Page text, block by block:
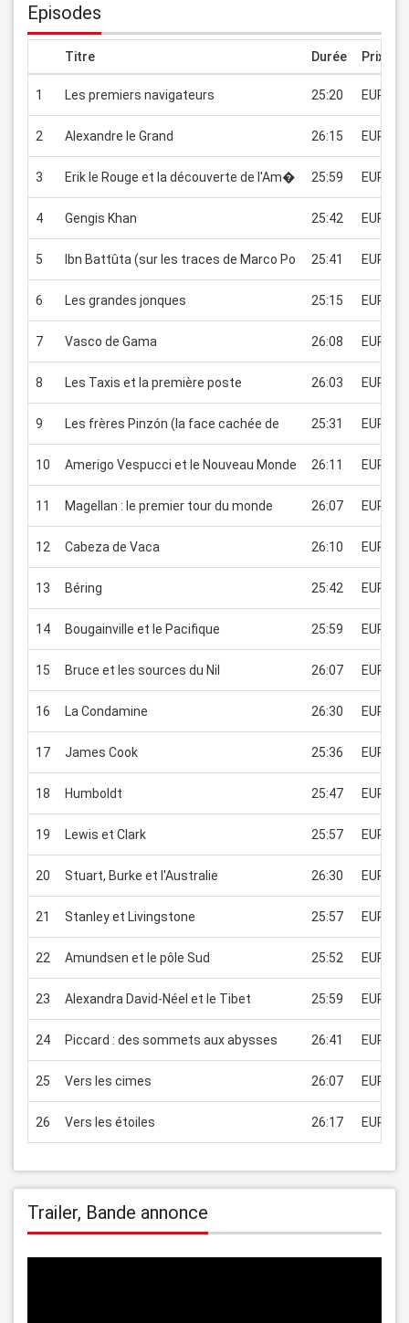
Episodes
Titre Durée Prix
1 Les premiers navigateurs 25:20 EUR
2 Alexandre le Grand 26:15 EUR
3 Erik le Rouge et la découverte de l'Am� 25:59 EUR
4 Gengis Khan 25:42 EUR
5 Ibn Battûta (sur les traces de Marco Po 25:41 EUR
6 Les grandes jonques 25:15 EUR
7 Vasco de Gama 26:08 EUR
8 Les Taxis et la première poste 26:03 EUR
9 Les frères Pinzón (la face cachée de 25:31 EUR
10 Amerigo Vespucci et le Nouveau Monde 26:11 EUR
11 Magellan : le premier tour du monde 26:07 EUR
12 Cabeza de Vaca 26:10 EUR
13 Béring 25:42 EUR
14 Bougainville et le Pacifique 25:59 EUR
15 Bruce et les sources du Nil 26:07 EUR
16 La Condamine 26:30 EUR
17 James Cook 25:36 EUR
18 Humboldt 25:47 EUR
19 Lewis et Clark 25:57 EUR
20 Stuart, Burke et l'Australie 26:30 EUR
21 Stanley et Livingstone 25:57 EUR
22 Amundsen et le pôle Sud 25:52 EUR
23 Alexandra David-Néel et le Tibet 25:59 EUR
24 Piccard : des sommets aux abysses 26:41 EUR
25 Vers les cimes 26:07 EUR
26 Vers les étoiles 26:17 EUR
Trailer, Bande annonce